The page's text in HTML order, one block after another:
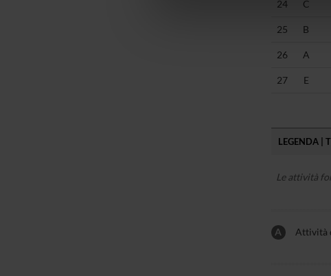
di analisi dei dati web, pubblicità
24 C
25 B
26 A
27 E
LEGENDA |
Le attività
A Attività